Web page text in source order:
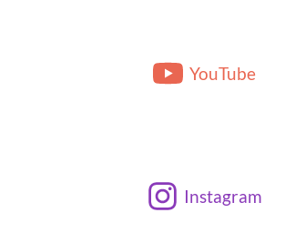
YouTube
Instagram